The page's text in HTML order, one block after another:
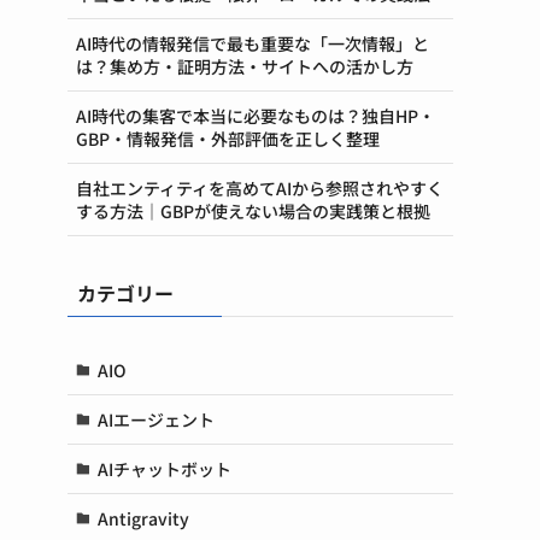
AI時代の情報発信で最も重要な「一次情報」と
は？集め方・証明方法・サイトへの活かし方
AI時代の集客で本当に必要なものは？独自HP・
GBP・情報発信・外部評価を正しく整理
自社エンティティを高めてAIから参照されやすく
する方法｜GBPが使えない場合の実践策と根拠
カテゴリー
AIO
AIエージェント
AIチャットボット
Antigravity